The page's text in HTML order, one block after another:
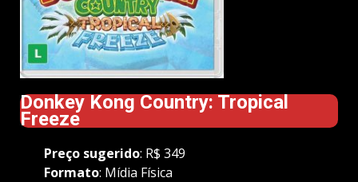
Donkey Kong Country: Tropical
Freeze
Preço sugerido: R$ 349
Formato: Mídia Física